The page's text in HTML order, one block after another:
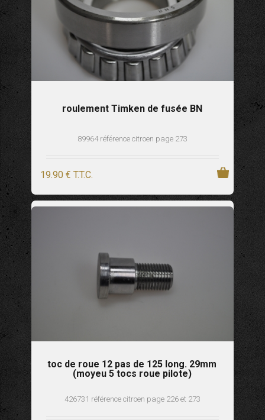
roulement Timken de fusée BN
89964 référence citroen page 273
19.90 € T.T.C.
toc de roue 12 pas de 125 long. 29mm
(moyeu 5 tocs roue pilote)
426731 référence citroen page 226 et 273